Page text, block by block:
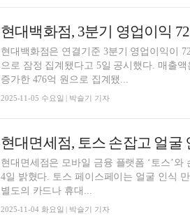
현대백화점, 3분기 영업이익
현대백화점은 연결기준 3분기 영업이익이
으로 잠정 집계됐다고 5일 공시했다. 매출
증가한 476억 원으로 집계됐...
2025-11-05 수요일 | 박슬기 기자
현대면세점, 토스 손잡고 얼굴
현대면세점은 모바일 금융 플랫폼 ‘토스’
4일 밝혔다. 토스 페이스페이는 얼굴 인식 만으로 결제가 가능한 비대면 간편결제 서비스다.
별도의 카드나 휴대...
2025-11-04 화요일 | 박슬기 기자